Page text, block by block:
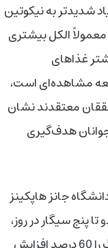
شدیدتر به نیکوتین
الکل بیشتری
غذاهای
مشاهده‌ای است،
معتقدند نشان
هدف‌گیری
جانز هاپکینز
پنج سیگار در روز،